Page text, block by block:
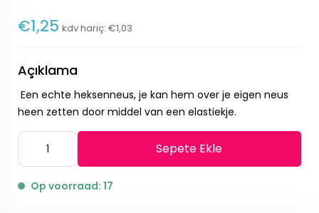
€1,25 kdv hariç: €1,03
Açıklama
Een echte heksenneus, je kan hem over je eigen neus
heen zetten door middel van een elastiekje.
Sepete Ekle
Op voorraad: 17